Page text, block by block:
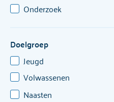
Onderzoek
Doelgroep
Jeugd
Volwassenen
Naasten